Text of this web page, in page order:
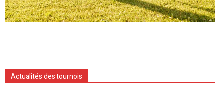
Actualités des tournois